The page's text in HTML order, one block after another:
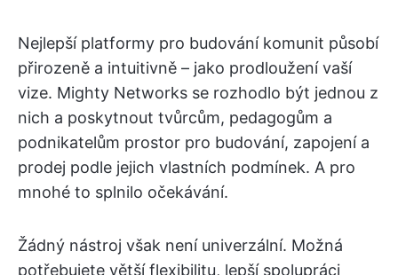
Nejlepší platformy pro budování komunit působí
přirozeně a intuitivně – jako prodloužení vaší
vize. Mighty Networks se rozhodlo být jednou z
nich a poskytnout tvůrcům, pedagogům a
podnikatelům prostor pro budování, zapojení a
prodej podle jejich vlastních podmínek. A pro
mnohé to splnilo očekávání.
Žádný nástroj však není univerzální. Možná
potřebujete větší flexibilitu, lepší spolupráci